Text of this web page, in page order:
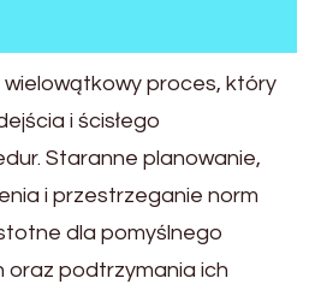
proces, który
i ścisłego
Staranne planowanie,
i przestrzeganie norm
dla pomyślnego
oraz podtrzymania ich